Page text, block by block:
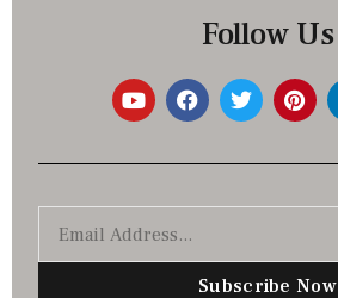
Follow Us
Subscribe Now